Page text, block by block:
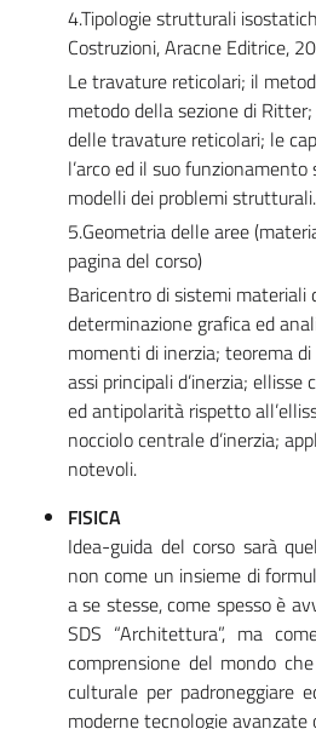
4.Tipologie strutturali
Costruzioni, Aracne Editrice,
Le travature reticolari; il
metodo della sezione di
delle travature reticolari; le
l’arco ed il suo
modelli dei problemi strutturali.
5.Geometria delle aree
pagina del corso)
Baricentro di sistemi materiali
determinazione grafica ed
momenti di inerzia; teorema
assi principali d’inerzia; ellisse
ed antipolarità rispetto
nocciolo centrale d’inerzia;
notevoli.
FISICA
Idea-guida del corso sarà
non come un insieme di
a se stesse, come spesso è
SDS “Architettura”, ma
comprensione del mondo
culturale per padroneggiare
moderne tecnologie avanzate